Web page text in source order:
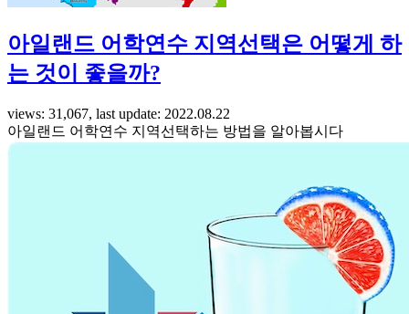
아일랜드 어학연수 지역선택은 어떻게 하
는 것이 좋을까?
views: 31,067, last update: 2022.08.22
아일랜드 어학연수 지역선택하는 방법을 알아봅시다